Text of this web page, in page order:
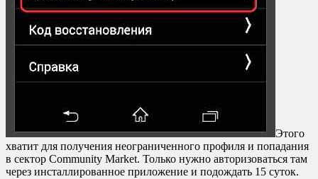
Этого
хватит для получения неограниченного профиля и попадания
в сектор Community Market. Только нужно авторизоваться там
через инсталлированное приложение и подождать 15 суток.